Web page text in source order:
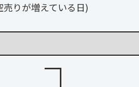
りが増えている日)